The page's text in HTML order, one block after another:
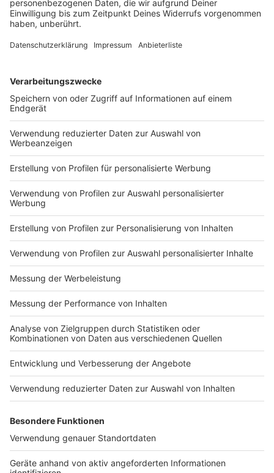
werden wieder Höchstleistungen im Dartsport
gekrönt, der sich zuvor in mehreren K.O.-Runden gegen
Kontrahenten durchzusetzen haben muss. Dabei gibt
es verschiedene Spielmodi, die wir euch kurz und
In London kommen die besten Spieler der PDC -
der Professional Darts Corporation - zusammen.
Diese Zusammenkunft gilt als die
prestigeträchtigste der Welt-Dartsverbände, die
es gibt.
Gespielt wird nacheinander und abwechselnd.
Jeder Dart-Spieler hat immerdrei Würfe, bevor
der Gegner an der Reihe ist.
Begonnen wird in einem sogenanntenLegbei 501.
Ziel ist es, so schnell wie möglich die 501 auf 0 zu
bekommen. Am Ende muss der entscheidende
Pfeil in einem der äußeren Doppelfelder der
Dartsschreibe (rote oder grüne Flächen), oder
aber, bei einer speziellen Wurfkombination, in der
EinSatz
ist erst dann beendet, wenn ein Spieler
drei Legsgewonnen hat. Im Laufe des Turniers
werden für einen Matcherfolg immer mehr
Satzgewinne notwendig. Im Modus
1. Runde los. In der vierten Runde gibt es schon
"Best of Seven"(vier Gewinnsätze) und im Finale